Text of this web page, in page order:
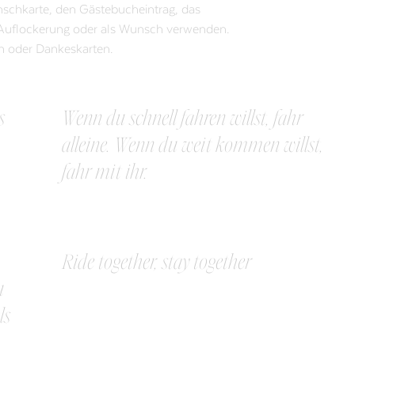
den Gästebucheintrag, das
oder als Wunsch verwenden.
oder Dankeskarten.
Wenn du schnell fahren willst, fahr
alleine. Wenn du weit kommen willst,
fahr mit ihr.
Ride together, stay together